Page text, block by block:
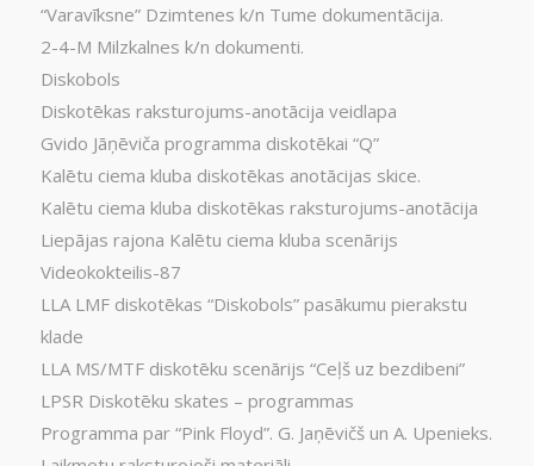
“Varavīksne” Dzimtenes k/n Tume dokumentācija.
2-4-M Milzkalnes k/n dokumenti.
Diskobols
Diskotēkas raksturojums-anotācija veidlapa
Gvido Jāņēviča programma diskotēkai “Q”
Kalētu ciema kluba diskotēkas anotācijas skice.
Kalētu ciema kluba diskotēkas raksturojums-anotācija
Liepājas rajona Kalētu ciema kluba scenārijs
Videokokteilis-87
LLA LMF diskotēkas “Diskobols” pasākumu pierakstu
klade
LLA MS/MTF diskotēku scenārijs “Ceļš uz bezdibeni”
LPSR Diskotēku skates – programmas
Programma par “Pink Floyd”. G. Jaņēvičš un A. Upenieks.